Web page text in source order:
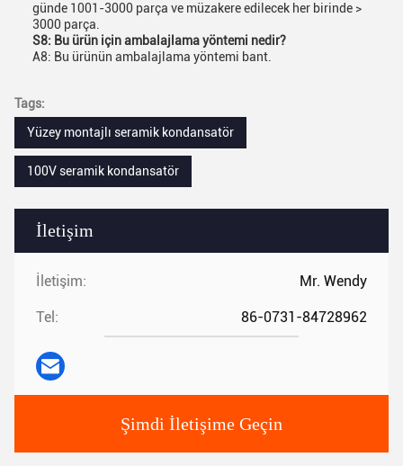
İletişim
İletişim: Mr. Wendy
Tel: 86-0731-84728962
Şimdi İletişime Geçin
günde 1001-3000 parça ve müzakere edilecek her birinde >
3000 parça.
S8: Bu ürün için ambalajlama yöntemi nedir?
A8: Bu ürünün ambalajlama yöntemi bant.
Tags:
Yüzey montajlı seramik kondansatör
100V seramik kondansatör